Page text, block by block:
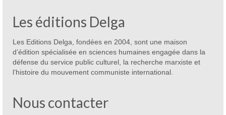
Les éditions Delga
Les Editions Delga, fondées en 2004, sont une maison
d’édition spécialisée en sciences humaines engagée dans la
défense du service public culturel, la recherche marxiste et
l’histoire du mouvement communiste international.
Nous contacter